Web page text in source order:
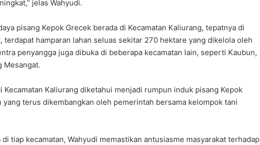
jelas Wahyudi.
pisang Kepok Grecek berada di Kecamatan Kaliurang, tepatnya di
terdapat hamparan lahan seluas sekitar 270 hektare yang dikelola oleh
penyangga juga dibuka di beberapa kecamatan lain, seperti Kaubun,
Mesangat.
Kecamatan Kaliurang diketahui menjadi rumpun induk pisang Kepok
terus dikembangkan oleh pemerintah bersama kelompok tani
tiap kecamatan, Wahyudi memastikan antusiasme masyarakat terhadap